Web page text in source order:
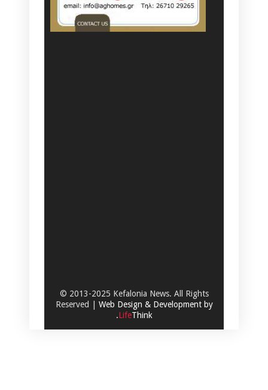
© 2013-2025 Kefalonia News. All Rights
Reserved | Web Design & Development by
.LifeThink